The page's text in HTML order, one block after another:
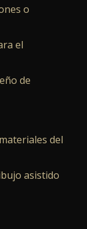
o
el
de
del
asistido